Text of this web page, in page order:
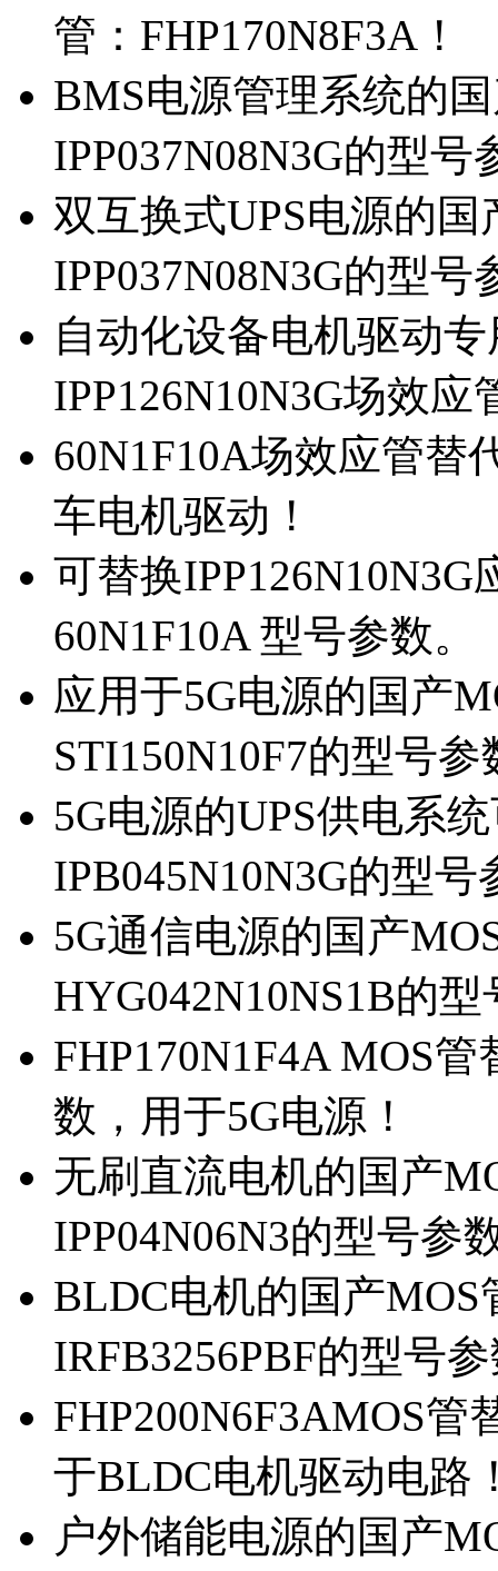
管：FHP170N8F3A！
BMS电源管理系统的
IPP037N08N3G的型号
双互换式UPS电源的
IPP037N08N3G的型号
自动化设备电机驱动
IPP126N10N3G场效应
60N1F10A场效应管替
车电机驱动！
可替换
60N1F10A 型号参数。
应用于5G电源的国产
STI150N10F7的型号参
5G电源的UPS供电系
IPB045N10N3G的型号
5G通信电源的国产
HYG042N10NS1B的
FHP170N1F4A MOS
数，用于5G电源！
无刷直流电机的国产
IPP04N06N3的型号参
BLDC电机的国产MOS
IRFB3256PBF的型号
FHP200N6F3AMOS管
于BLDC电机驱动电路
户外储能电源的国产